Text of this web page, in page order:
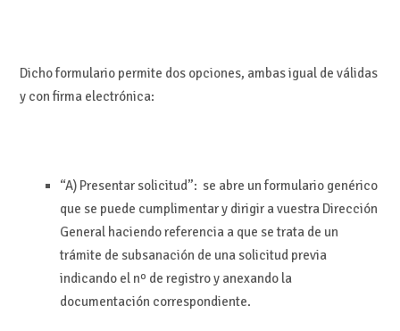
Dicho formulario permite dos opciones, ambas igual de válidas
y con firma electrónica:
“A) Presentar solicitud”: se abre un formulario genérico
que se puede cumplimentar y dirigir a vuestra Dirección
General haciendo referencia a que se trata de un
trámite de subsanación de una solicitud previa
indicando el nº de registro y anexando la
documentación correspondiente.